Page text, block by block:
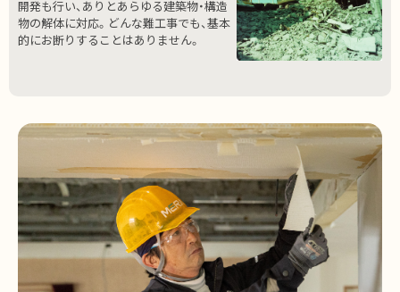
開発も行い、ありとあらゆる建築物・構造
物の解体に対応。どんな難工事でも、基本
的にお断りすることはありません。